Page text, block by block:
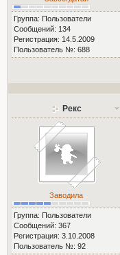
Группа: Пользователи
Сообщений: 134
Регистрация: 14.5.2009
Пользователь №: 688
Рекс
Заводила
Группа: Пользователи
Сообщений: 367
Регистрация: 3.10.2008
Пользователь №: 92